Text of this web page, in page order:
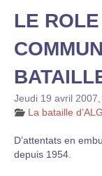
LE
Jeudi 19 avril 2007
La bataille
D’attentats en
depuis 1954.